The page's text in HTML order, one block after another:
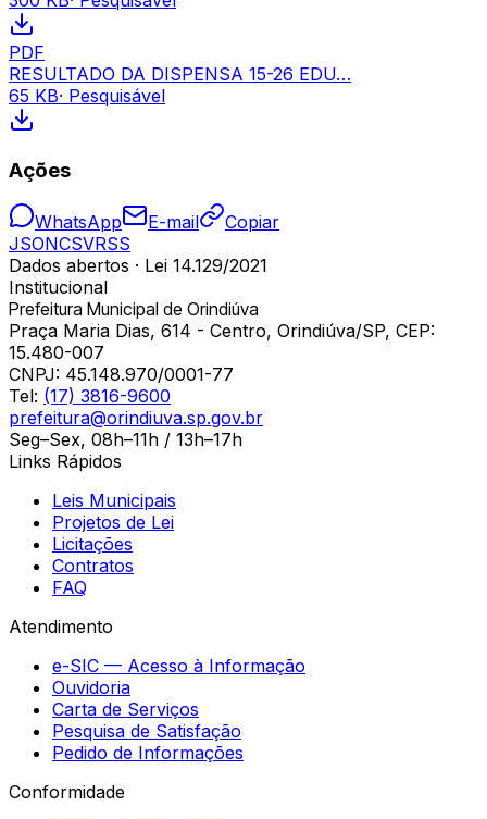
PDF
RESULTADO DA DISPENSA 15-26 EDU…
65 KB· Pesquisável
Ações
WhatsApp E-mail
Copiar
JSONCSVRSS
Dados abertos · Lei 14.129/2021
Institucional
Prefeitura Municipal de Orindiúva
Praça Maria Dias, 614 - Centro, Orindiúva/SP, CEP:
15.480-007
CNPJ: 45.148.970/0001-77
Tel: (17) 3816-9600
prefeitura@orindiuva.sp.gov.br
Seg–Sex, 08h–11h / 13h–17h
Links Rápidos
Leis Municipais
Projetos de Lei
Licitações
Contratos
FAQ
Atendimento
e-SIC — Acesso à Informação
Ouvidoria
Carta de Serviços
Pesquisa de Satisfação
Pedido de Informações
Conformidade